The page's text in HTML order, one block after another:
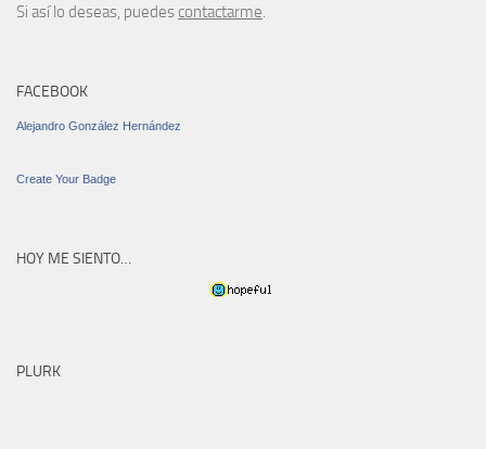
Si así lo deseas, puedes contactarme.
FACEBOOK
Alejandro González Hernández
Create Your Badge
HOY ME SIENTO…
PLURK